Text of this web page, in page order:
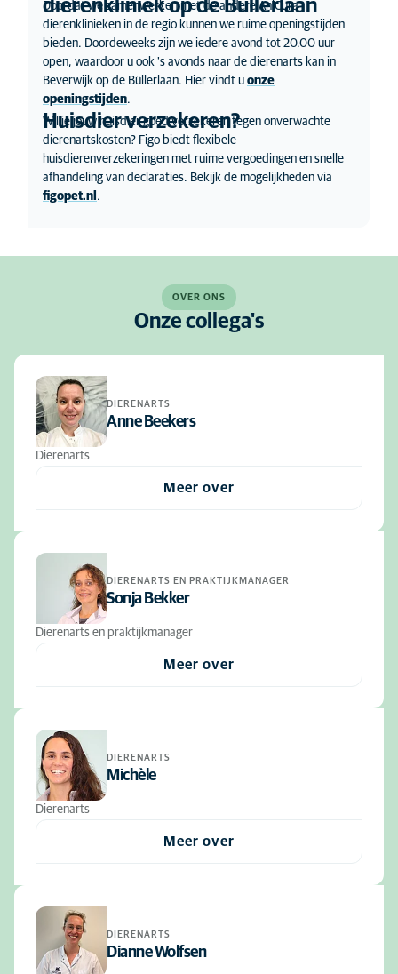
dierenkliniek op de Büllerlaan
Doordat we samenwerken met de andere AniCura
dierenklinieken in de regio kunnen we ruime openingstijden
bieden. Doordeweeks zijn we iedere avond tot 20.00 uur
open, waardoor u ook 's avonds naar de dierenarts kan in
Beverwijk op de Büllerlaan. Hier vindt u onze
openingstijden.
Huisdier verzekeren?
Wil je jouw huisdier goed verzekeren tegen onverwachte
dierenartskosten? Figo biedt flexibele
huisdierenverzekeringen met ruime vergoedingen en snelle
afhandeling van declaraties. Bekijk de mogelijkheden via
figopet.nl .
OVER ONS
Onze collega's
DIERENARTS
Anne Beekers
Dierenarts
Meer over
DIERENARTS EN PRAKTIJKMANAGER
Sonja Bekker
Dierenarts en praktijkmanager
Meer over
DIERENARTS
Michèle
Dierenarts
Meer over
DIERENARTS
Dianne Wolfsen